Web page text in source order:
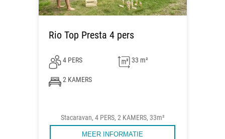
Rio Top Presta 4 pers
4 PERS 33 m²
2 KAMERS
Stacaravan, 4 PERS, 2 KAMERS, 33m²
MEER INFORMATIE